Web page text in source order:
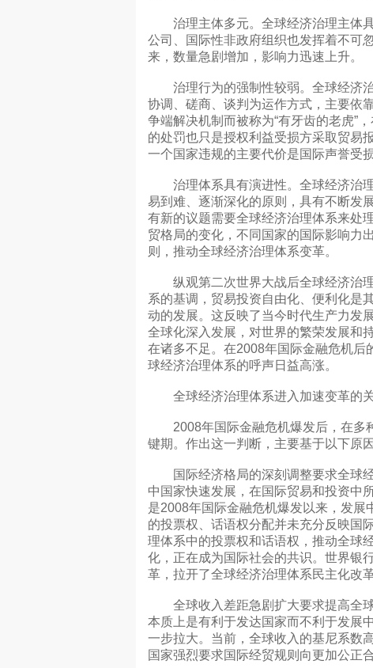
治理主体多元。全球经济治理主体具
公司、国际性非政府组织也发挥着不可
来，数量急剧增加，影响力迅速上升。
治理行为的强制性较弱。全球经济治
协调、磋商、谈判为运作方式，主要依
争端解决机制而被称为“有牙齿的老虎”
的处罚也只是授权利益受损方采取贸易
一个国家违规的主要代价是国际声誉受损
治理体系具有演进性。全球经济治理
易到难、逐渐深化的原则，具有不断发
有新的议题需要全球经济治理体系来处
贸格局的变化，不同国家的国际影响力
则，推动全球经济治理体系变革。
纵观第二次世界大战后全球经济治理
系的基调，贸易投资自由化、便利化是
动的发展。这反映了当今时代生产力发
全球化深入发展，对世界的繁荣发展和
在诸多不足。在2008年国际金融危机后
球经济治理体系的呼声日益高涨。
全球经济治理体系进入加速变革的
2008年国际金融危机爆发后，在多
键期。作出这一判断，主要基于以下原因
国际经济格局的深刻调整要求全球经
中国家快速发展，在国际贸易和投资中
是2008年国际金融危机爆发以来，发
的投票权、话语权分配并未充分反映国
理体系中的投票权和话语权，推动全球
化，正在成为国际社会的共识。世界银
革，拉开了全球经济治理体系民主化改
全球收入差距急剧扩大要求提高全球
本质上是有利于发达国家而不利于发展
一步拉大。当前，全球收入的基尼系数
国家强烈要求国际经贸规则向更加公正